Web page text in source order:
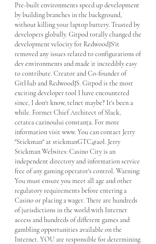
Pre-built environments speed up development
by building branches in the background,
without killing your laptop battery. Trusted by
developers globally. Gitpod totally changed the
development velocity for RedwoodJS'it
removed any issues related to configurations of
dev environments and made it incredibly easy
to contribute. Creator and Co-founder of
GitHub and RedwoodJS. Gitpod is the most
exciting developer tool I have encountered
since, I don't know, telnet maybe? It's been a
while. Former Chief Architect of Slack,
cetatea cazinoului constanța. For more
information visit www. You can contact Jerry
"Stickman" at stickmanGTC@aol. Jerry
Stickman Websites: Casino City is an
independent directory and information service
free of any gaming operator's control. Warning:
You must ensure you meet all age and other
regulatory requirements before entering a
Casino or placing a wager. There are hundreds
of jurisdictions in the world with Internet
access and hundreds of different games and
gambling opportunities available on the
Internet. YOU are responsible for determining